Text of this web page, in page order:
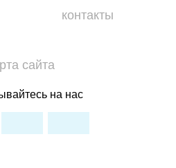
контакты
сайта
на нас